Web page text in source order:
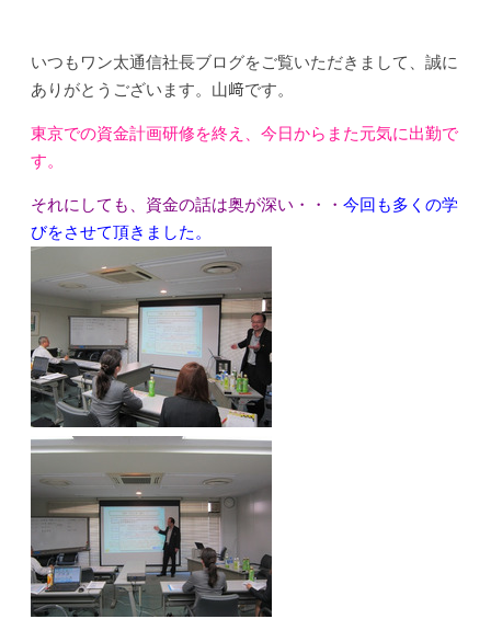
いつもワン太通信社長ブログをご覧いただきまして、誠に
ありがとうございます。山﨑です。
東京での資金計画研修を終え、今日からまた元気に出勤で
す。
それにしても、資金の話は奥が深い・・・ 今回も多くの学
びをさせて頂きました。